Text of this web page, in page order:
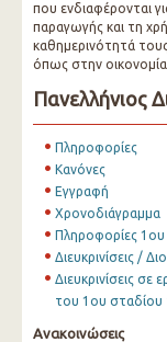
που ενδιαφέρονται
παραγωγής και τη
καθημερινότητά
όπως στην οικονομία
Πανελλήνιος
Πληροφορίες
Κανόνες
Εγγραφή
Χρονοδιάγραμμα
Πληροφορίες 1ου
Διευκρινίσεις /
Διευκρινίσεις
του 1ου σταδίου
Ανακοινώσεις